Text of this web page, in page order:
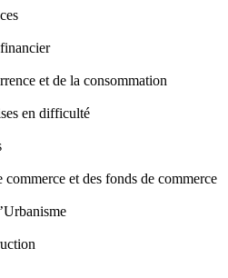
et de la consommation
en difficulté
commerce et des fonds de commerce